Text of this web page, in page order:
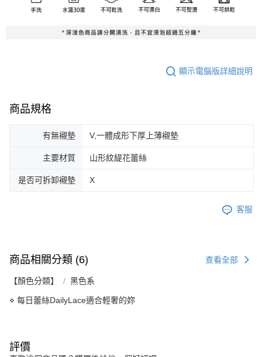
顯示電腦版詳細說明
商品規格
有無襯墊 V,一體成形下厚上薄襯墊
主要材質 山形紋緹花蕾絲
是否可拆卸襯墊 X
客服
商品相關分類 (6) 查看全部
【顏色分類】 黑色系
⋄ 每日蕾絲DailyLace適合輕奢的妳
評價